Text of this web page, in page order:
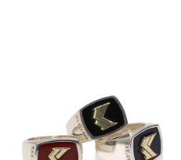
カテゴリー